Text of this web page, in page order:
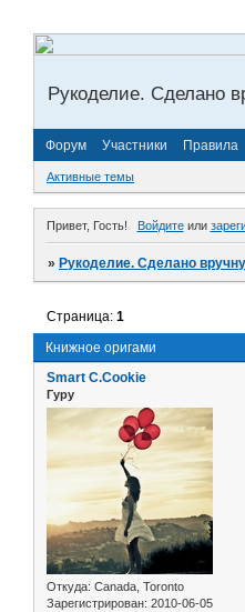
Рукоделие. Сделано
Форум Участники Правила
Активные темы
Привет, Гость! Войдитеили
»Рукоделие. Сделано
Книжное оригами
Страница:1
Smart C.Cookie
Гуру
Откуда: Canada, Toronto
Зарегистрирован: 2010-06-05